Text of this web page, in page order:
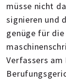
müsse nicht
signieren und
genüge für
Verfassers am